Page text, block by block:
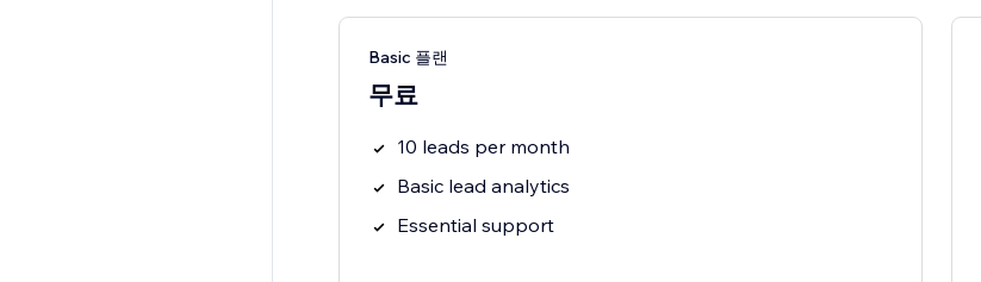
Basic 플랜
무료
10 leads per month
Basic lead analytics
Essential support